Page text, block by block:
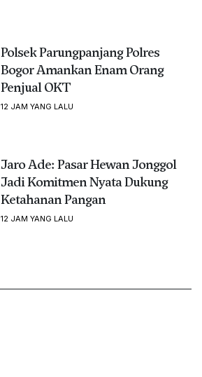
Polsek Parungpanjang Polres
Bogor Amankan Enam Orang
Penjual OKT
12 JAM YANG LALU
Jaro Ade: Pasar Hewan Jonggol
Jadi Komitmen Nyata Dukung
Ketahanan Pangan
12 JAM YANG LALU